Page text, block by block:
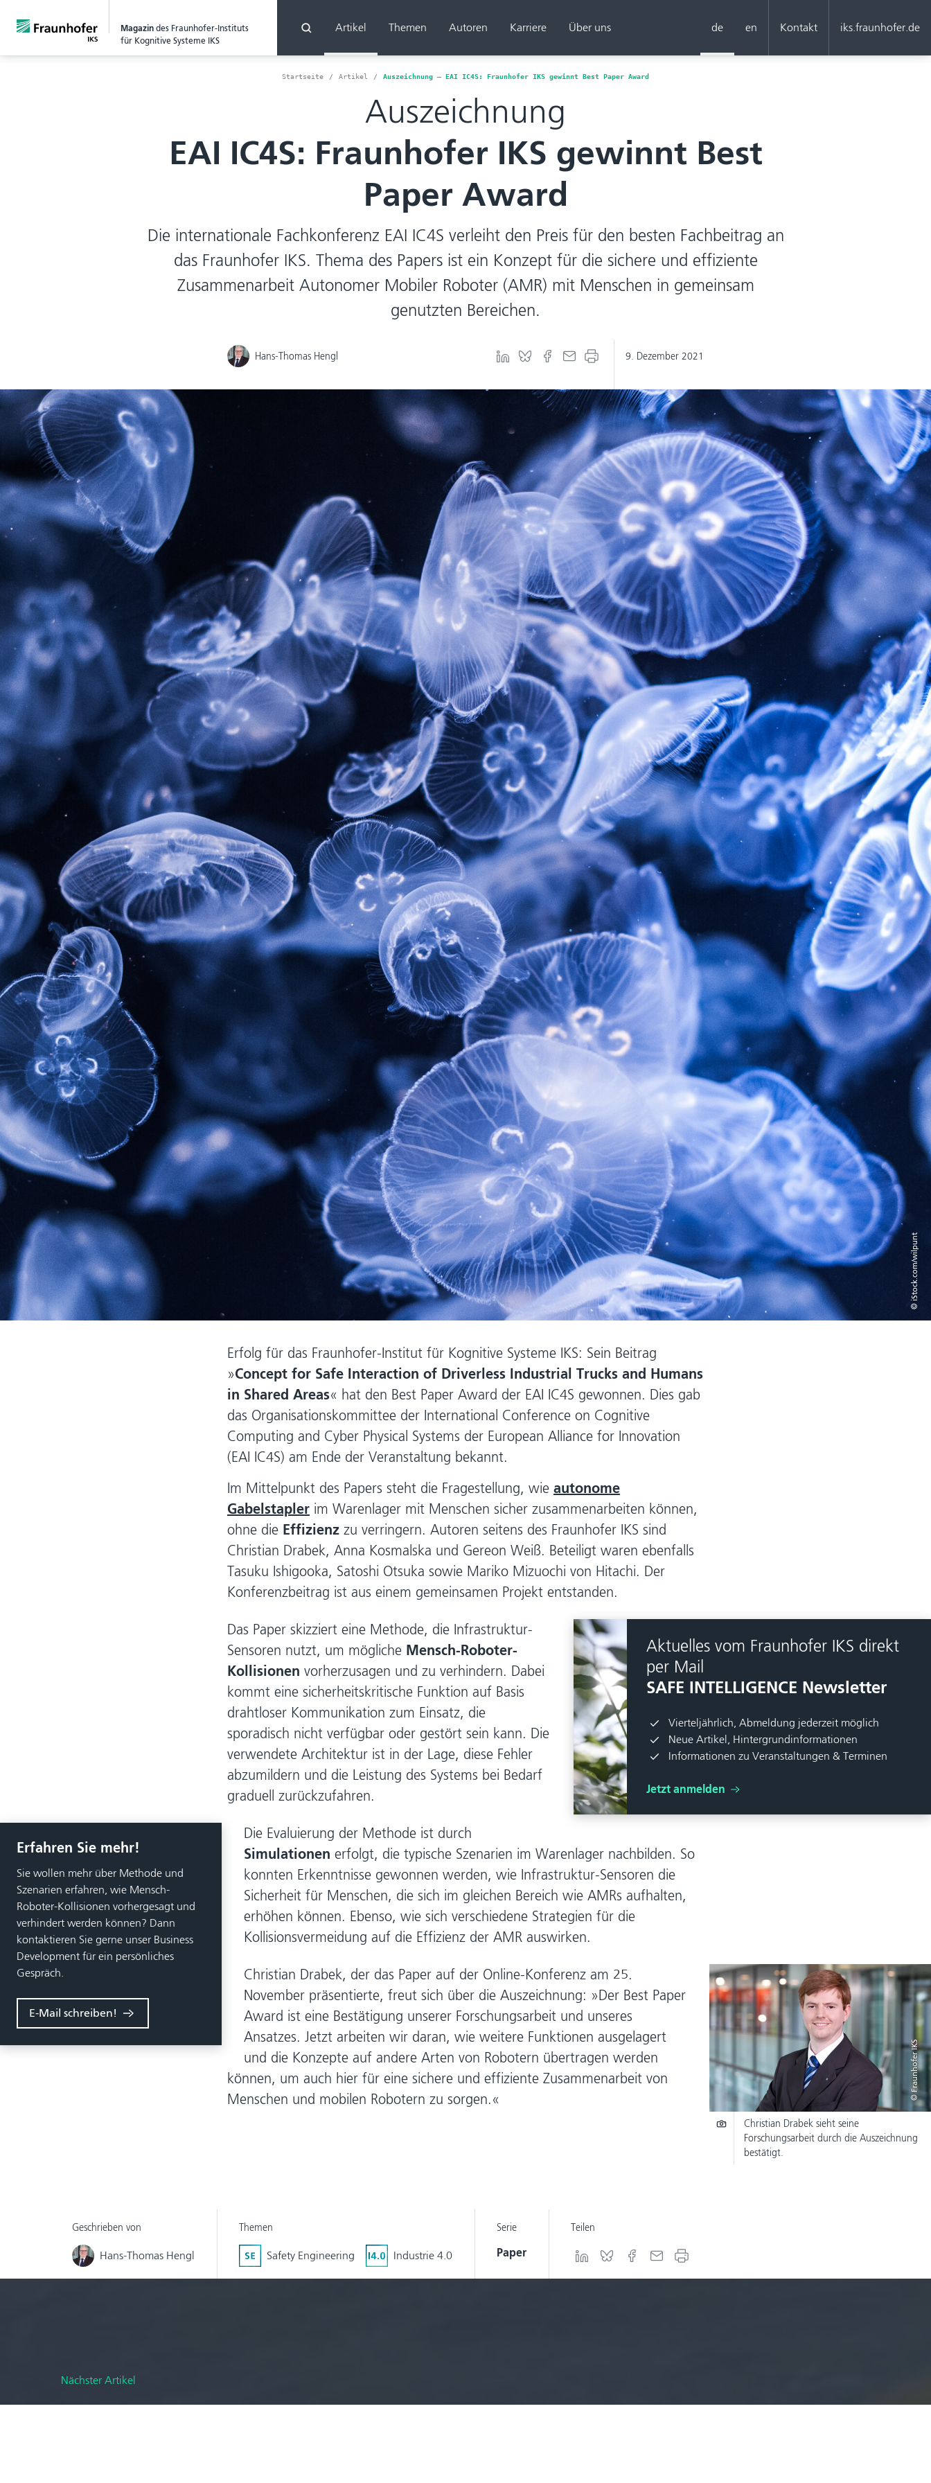
Magazin des Fraunhofer-Instituts
für Kognitive Systeme IKS
Artikel Themen Autoren Karriere Über uns de en Kontakt iks.fraunhofer.de
Startseite Artikel Auszeichnung – EAI IC4S: Fraunhofer IKS gewinnt Best Paper Award
Auszeichnung
EAI IC4S: Fraunhofer IKS gewinnt Best
Paper Award
Die internationale Fachkonferenz EAI IC4S verleiht den Preis für den besten Fachbeitrag an
das Fraunhofer IKS. Thema des Papers ist ein Konzept für die sichere und effiziente
Zusammenarbeit Autonomer Mobiler Roboter (AMR) mit Menschen in gemeinsam
genutzten Bereichen.
Hans-Thomas Hengl 9. Dezember 2021
© iStock.com/wilpunt
Erfolg für das Fraunhofer-Institut für Kognitive Systeme IKS: Sein Beitrag
»Concept for Safe Interaction of Driverless Industrial Trucks and Humans
in Shared Areas« hat den Best Paper Award der EAI IC4S gewonnen. Dies gab
das Organisationskommittee der International Conference on Cognitive
Computing and Cyber Physical Systems der European Alliance for Innovation
(EAI IC4S) am Ende der Veranstaltung bekannt.
Im Mittelpunkt des Papers steht die Fragestellung, wie autonome
Gabelstapler im Warenlager mit Menschen sicher zusammenarbeiten können,
ohne die Effizienz zu verringern. Autoren seitens des Fraunhofer IKS sind
Christian Drabek, Anna Kosmalska und Gereon Weiß. Beteiligt waren ebenfalls
Tasuku Ishigooka, Satoshi Otsuka sowie Mariko Mizuochi von Hitachi. Der
Konferenzbeitrag ist aus einem gemeinsamen Projekt entstanden.
Aktuelles vom Fraunhofer IKS direkt
per Mail
SAFE INTELLIGENCE Newsletter
Vierteljährlich, Abmeldung jederzeit möglich
Neue Artikel, Hintergrundinformationen
Informationen zu Veranstaltungen & Terminen
Jetzt anmelden
Das Paper skizziert eine Methode, die Infrastruktur-
Sensoren nutzt, um mögliche Mensch-Roboter-
Kollisionen vorherzusagen und zu verhindern. Dabei
kommt eine sicherheitskritische Funktion auf Basis
drahtloser Kommunikation zum Einsatz, die
sporadisch nicht verfügbar oder gestört sein kann. Die
verwendete Architektur ist in der Lage, diese Fehler
abzumildern und die Leistung des Systems bei Bedarf
graduell zurückzufahren.
Erfahren Sie mehr!
Sie wollen mehr über Methode und
Szenarien erfahren, wie Mensch-
Roboter-Kollisionen vorhergesagt und
verhindert werden können? Dann
kontaktieren Sie gerne unser Business
Development für ein persönliches
Gespräch.
E-Mail schreiben!
Die Evaluierung der Methode ist durch
Simulationen erfolgt, die typische Szenarien im Warenlager nachbilden. So
konnten Erkenntnisse gewonnen werden, wie Infrastruktur-Sensoren die
Sicherheit für Menschen, die sich im gleichen Bereich wie AMRs aufhalten,
erhöhen können. Ebenso, wie sich verschiedene Strategien für die
Kollisionsvermeidung auf die Effizienz der AMR auswirken.
© Fraunhofer IKS
Christian Drabek sieht seine
Forschungsarbeit durch die Auszeichnung
bestätigt.
Christian Drabek, der das Paper auf der Online-Konferenz am 25.
November präsentierte, freut sich über die Auszeichnung: »Der Best Paper
Award ist eine Bestätigung unserer Forschungsarbeit und unseres
Ansatzes. Jetzt arbeiten wir daran, wie weitere Funktionen ausgelagert
und die Konzepte auf andere Arten von Robotern übertragen werden
können, um auch hier für eine sichere und effiziente Zusammenarbeit von
Menschen und mobilen Robotern zu sorgen.«
Geschrieben von
Hans-Thomas Hengl
Themen
Safety Engineering Industrie 4.0
Serie
Paper
Teilen
Nächster Artikel
Fahrerlose Transportsysteme